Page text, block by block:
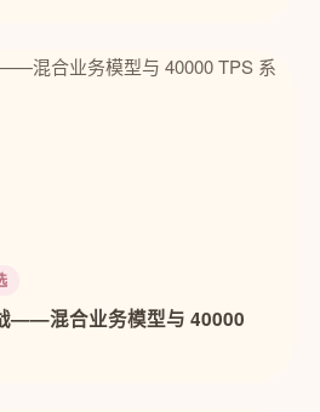
——混合业务模型与 40000